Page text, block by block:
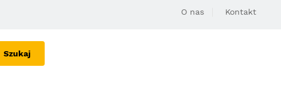
O nas Kontakt
Szukaj